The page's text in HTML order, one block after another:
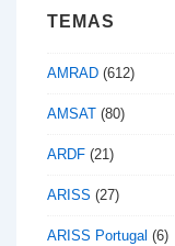
TEMAS
AMRAD (612)
AMSAT (80)
ARDF (21)
ARISS (27)
ARISS Portugal (6)